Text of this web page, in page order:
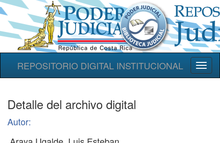
REPOSITORIO DIGITAL INSTITUCIONAL
Detalle del archivo digital
Autor: